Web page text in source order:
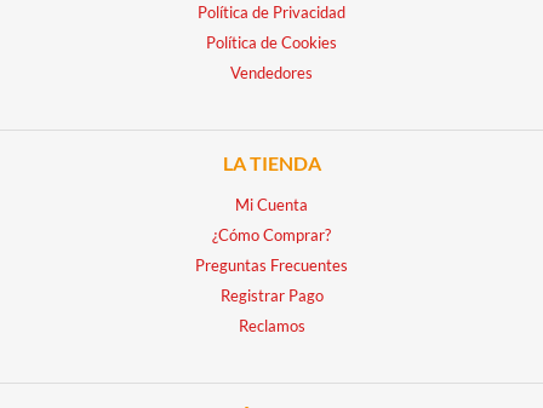
Política de Privacidad
Política de Cookies
Vendedores
LA TIENDA
Mi Cuenta
¿Cómo Comprar?
Preguntas Frecuentes
Registrar Pago
Reclamos